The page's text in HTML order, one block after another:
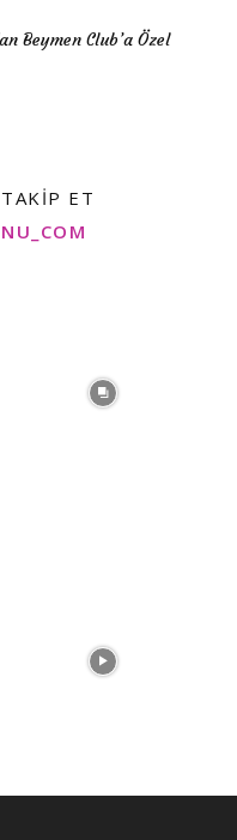
Beymen Club’a Özel
ET